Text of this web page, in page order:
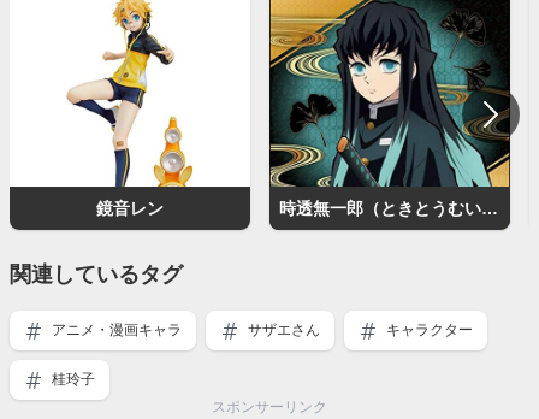
鏡音レン 時透無一郎（ときとうむいちろう）
関連しているタグ
アニメ・漫画キャラ サザエさん キャラクター
桂玲子
スポンサーリンク